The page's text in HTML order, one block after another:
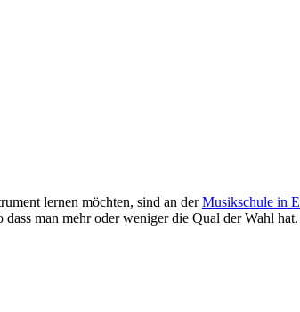
lernen möchten, sind an derMusikschule in
man mehr oder weniger die Qual der Wahl